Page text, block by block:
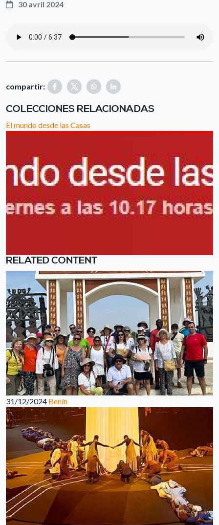
30 avril 2024
compartir:
COLECCIONES RELACIONADAS
El mundo desde las Casas
RELATED CONTENT
31/12/2024 Benín